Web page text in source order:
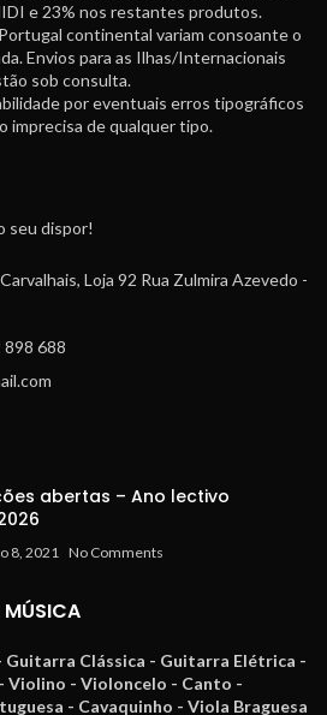
e 23% nos restantes produtos.
continental variam consoante o
Envios para as Ilhas/Internacionais
sob consulta.
por eventuais erros tipográficos
imprecisa de qualquer tipo.
seu dispor!
Loja 92 Rua Zulmira Azevedo -
898 688
abertas – Ano lectivo
8, 2021 No Comments
MÚSICA
Guitarra Clássica - Guitarra Elétrica -
Violino - Violoncelo - Canto -
- Cavaquinho - Viola Braguesa